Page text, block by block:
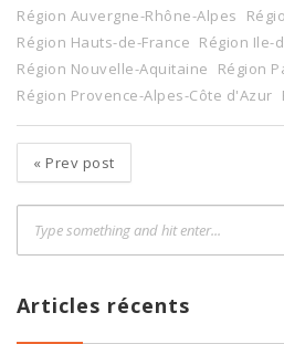
Région Auvergne-Rhône-Alpes
Région Hauts-de-France Région Ile-
Région Nouvelle-Aquitaine
Région
Région Provence-Alpes-Côte d'Azur
« Prev post
Articles récents